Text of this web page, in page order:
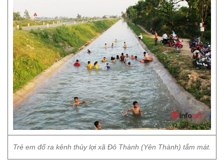
Trẻ em đổ ra kênh thủy lợi xã Đô Thành (Yên Thành) tắm mát.